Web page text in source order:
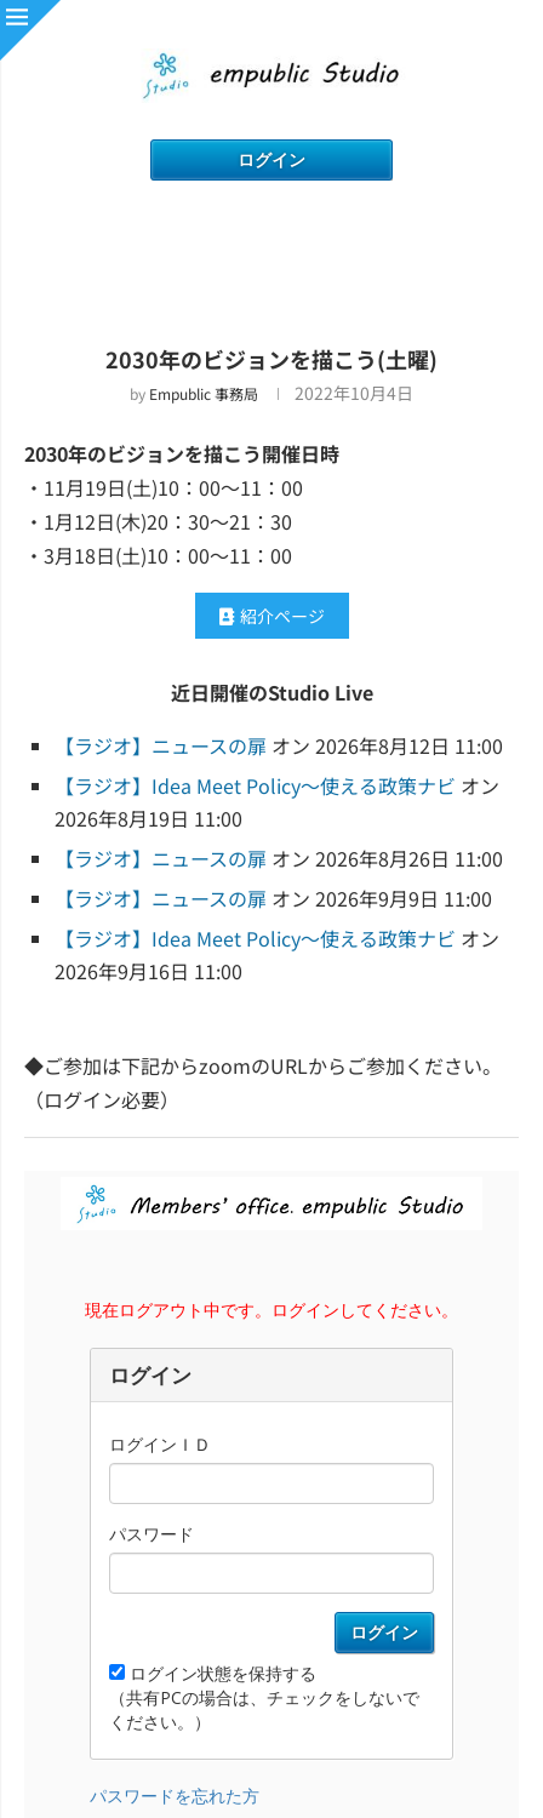
2030年のビジョンを描こう(土曜)
by Empublic 事務局 2022年10月4日
2030年のビジョンを描こう開催日時
・11月19日(土)10：00～11：00
・1月12日(木)20：30～21：30
・3月18日(土)10：00～11：00
紹介ページ
近日開催のStudio Live
【ラジオ】ニュースの扉 オン 2026年8月12日 11:00
【ラジオ】Idea Meet Policy～使える政策ナビ オン
2026年8月19日 11:00
【ラジオ】ニュースの扉 オン 2026年8月26日 11:00
【ラジオ】ニュースの扉 オン 2026年9月9日 11:00
【ラジオ】Idea Meet Policy～使える政策ナビ オン
2026年9月16日 11:00
◆ご参加は下記からzoomのURLからご参加ください。
（ログイン必要）